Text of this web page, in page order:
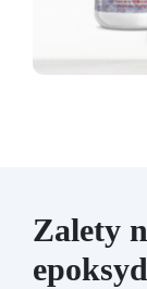
Zalety